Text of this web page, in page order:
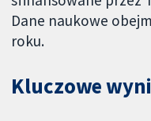
Dane naukowe
roku.
Kluczowe